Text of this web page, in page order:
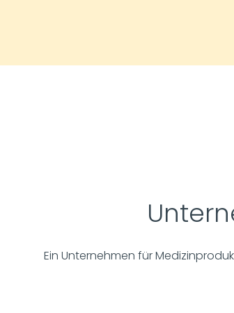
Ein Unternehmen für